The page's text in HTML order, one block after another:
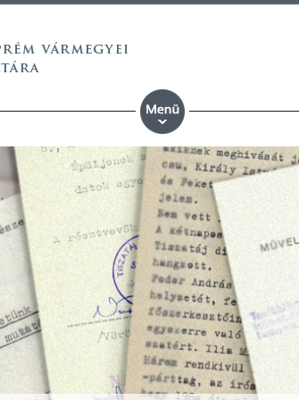
állami